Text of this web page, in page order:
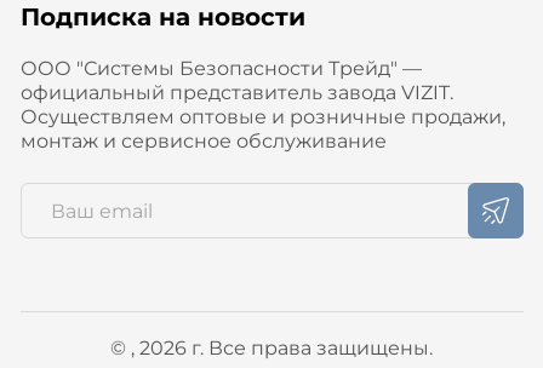
Подписка на новости
ООО "Системы Безопасности Трейд" —
официальный представитель завода VIZIT.
Осуществляем оптовые и розничные продажи,
монтаж и сервисное обслуживание
© , 2026 г. Все права защищены.